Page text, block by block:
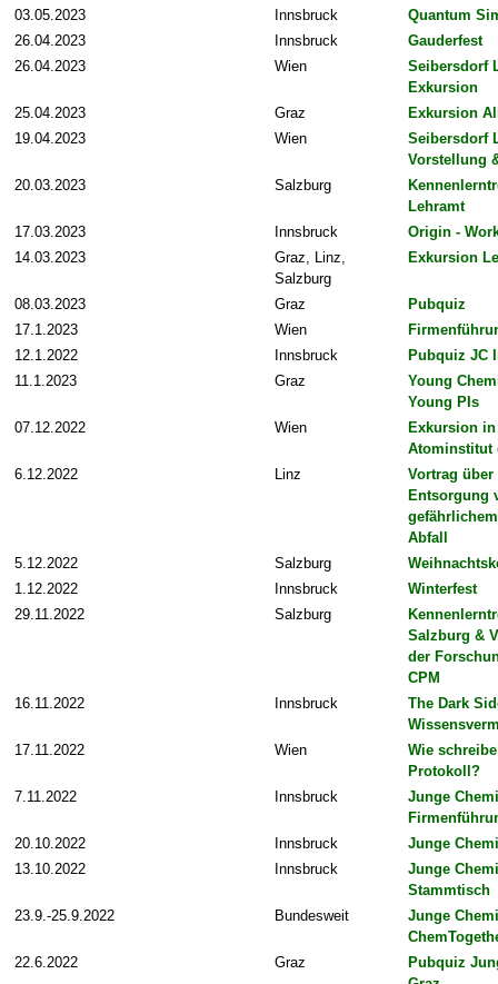
03.05.2023
Innsbruck
Quantum
26.04.2023
Innsbruck
Gauderfest
26.04.2023
Wien
Seibersdorf
Exkursion
25.04.2023
Graz
Exkursion
19.04.2023
Wien
Seibersdorf
Vorstellung
20.03.2023
Salzburg
Lehramt
17.03.2023
Innsbruck
Origin -
14.03.2023
Graz, Linz,
Salzburg
Exkursion
08.03.2023 Graz
Pubquiz
17.1.2023
Wien
12.1.2022
Innsbruck
Pubquiz JC
11.1.2023
Graz
Young
Young PIs
07.12.2022
Wien
Exkursion
Atominstitut
6.12.2022
Linz
Vortrag über
Entsorgung
Abfall
5.12.2022
Salzburg
1.12.2022
Innsbruck
Winterfest
29.11.2022
Salzburg
Salzburg &
der
CPM
16.11.2022
Innsbruck
The Dark
17.11.2022
Wien
Wie
Protokoll?
7.11.2022
Innsbruck
Junge
20.10.2022
Innsbruck
Junge
13.10.2022
Innsbruck
Junge
Stammtisch
23.9.-25.9.2022
Bundesweit
Junge
22.6.2022
Graz
Pubquiz